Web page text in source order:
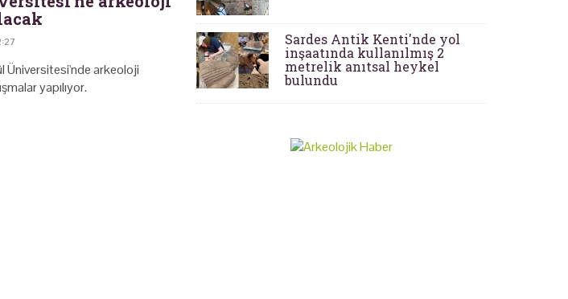
Üniversitesi'nde arkeoloji
yapılıyor.
Sardes Antik Kenti'nde yol
inşaatında kullanılmış 2
metrelik anıtsal heykel
bulundu